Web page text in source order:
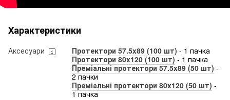
Характеристики
Аксесуари Протектори 57.5x89 (100 шт) - 1 пачка
Протектори 80x120 (100 шт)- 1 пачка
Преміальні протектори 57.5x89 (50 шт) -
2 пачки
Преміальні протектори 80x120 (50 шт) -
1 пачка